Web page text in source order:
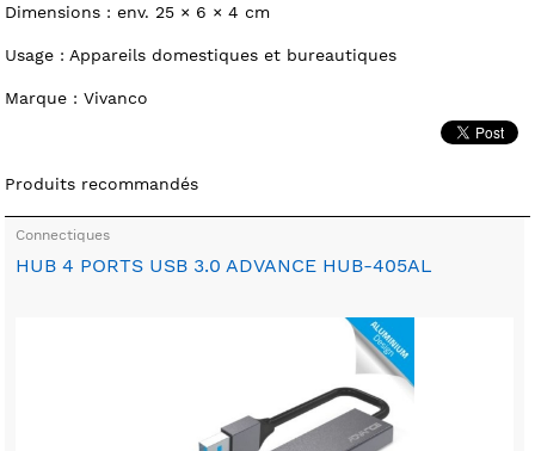
Dimensions : env. 25 × 6 × 4 cm
Usage : Appareils domestiques et bureautiques
Marque : Vivanco
Produits recommandés
Connectiques
HUB 4 PORTS USB 3.0 ADVANCE HUB-405AL